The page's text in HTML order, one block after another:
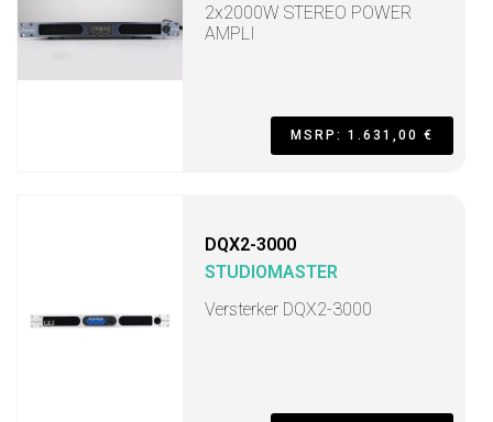
2x2000W STEREO POWER
AMPLI
MSRP: 1.631,00 €
DQX2-3000
STUDIOMASTER
Versterker DQX2-3000